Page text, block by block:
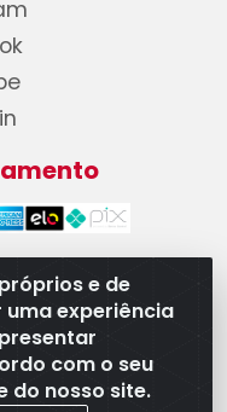
e de
experiência
com o seu
do nosso site.
LTDA - CNPJ
667 - Parque
- CEP 74375-660